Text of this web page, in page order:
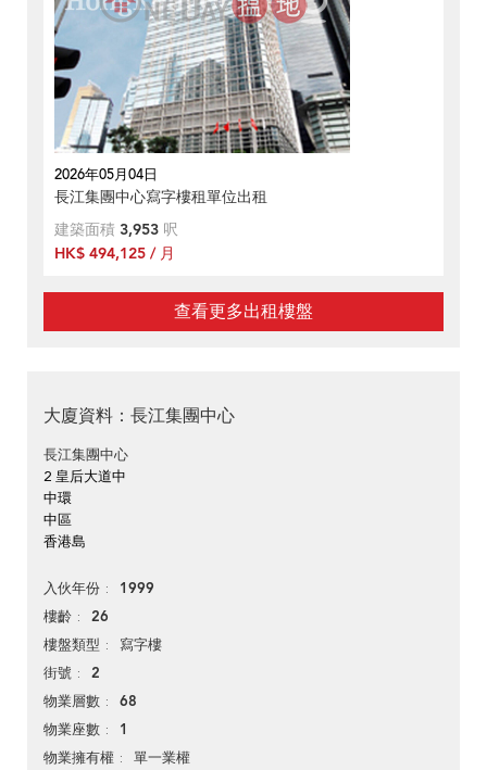
2026年05月04日
長江集團中心寫字樓租單位出租
建築面積 3,953 呎
HK$ 494,125 / 月
查看更多出租樓盤
大廈資料：長江集團中心
長江集團中心
2 皇后大道中
中環
中區
香港島
入伙年份 1999
樓齡 26
樓盤類型 寫字樓
街號 2
物業層數 68
物業座數 1
物業擁有權 單一業權